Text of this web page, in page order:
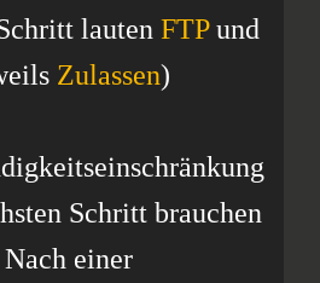
lautenFTPund
Zulassen)
Schritt brauchen
einer